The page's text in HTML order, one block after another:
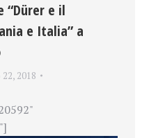
“Dürer e il
e Italia” a
2018